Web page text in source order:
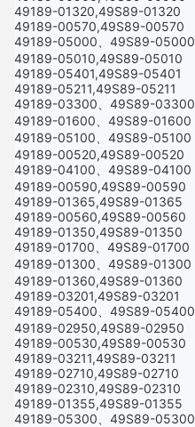
49189-01320,49S89-01320
49189-00570,49S89-00570
49189-05000、49S89-05000
49189-05010,49S89-05010
49189-05401,49S89-05401
49189-05211,49S89-05211
49189-03300、49S89-03300
49189-01600、49S89-01600
49189-05100、49S89-05100
49189-00520,49S89-00520
49189-04100、49S89-04100
49189-00590,49S89-00590
49189-01365,49S89-01365
49189-00560,49S89-00560
49189-01350,49S89-01350
49189-01700、49S89-01700
49189-01300、49S89-01300
49189-01360,49S89-01360
49189-03201,49S89-03201
49189-05400、49S89-05400
49189-02950,49S89-02950
49189-00530,49S89-00530
49189-03211,49S89-03211
49189-02710,49S89-02710
49189-02310,49S89-02310
49189-01355,49S89-01355
49189-05300、49S89-05300